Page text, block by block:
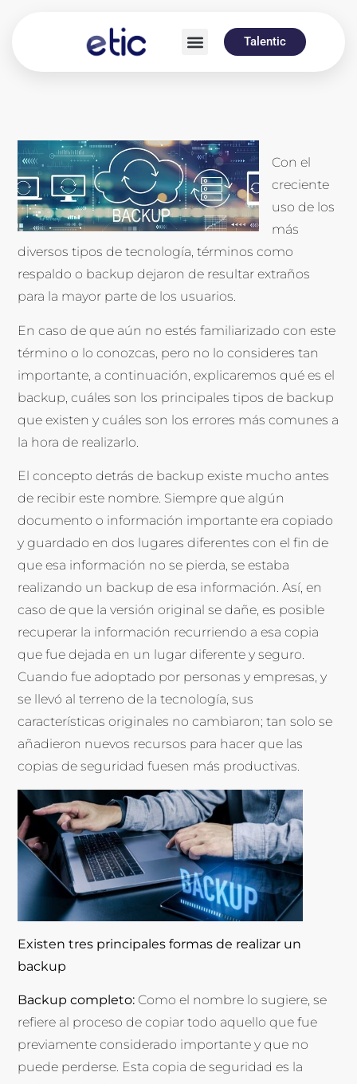
Talentic
Con el
creciente
uso de los
más
diversos tipos de tecnología, términos como
respaldo o backup dejaron de resultar extraños
para la mayor parte de los usuarios.
En caso de que aún no estés familiarizado con este
término o lo conozcas, pero no lo consideres tan
importante, a continuación, explicaremos qué es el
backup, cuáles son los principales tipos de backup
que existen y cuáles son los errores más comunes a
la hora de realizarlo.
El concepto detrás de backup existe mucho antes
de recibir este nombre. Siempre que algún
documento o información importante era copiado
y guardado en dos lugares diferentes con el fin de
que esa información no se pierda, se estaba
realizando un backup de esa información. Así, en
caso de que la versión original se dañe, es posible
recuperar la información recurriendo a esa copia
que fue dejada en un lugar diferente y seguro.
Cuando fue adoptado por personas y empresas, y
se llevó al terreno de la tecnología, sus
características originales no cambiaron; tan solo se
añadieron nuevos recursos para hacer que las
copias de seguridad fuesen más productivas.
Existen tres principales formas de realizar un
backup
Backup completo: Como el nombre lo sugiere, se
refiere al proceso de copiar todo aquello que fue
previamente considerado importante y que no
puede perderse. Esta copia de seguridad es la